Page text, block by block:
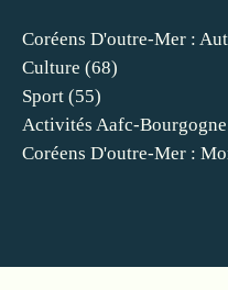
Coréens D'outre-Mer :
Culture (68)
Sport (55)
Activités Aafc-Bourgogne
Coréens D'outre-Mer :